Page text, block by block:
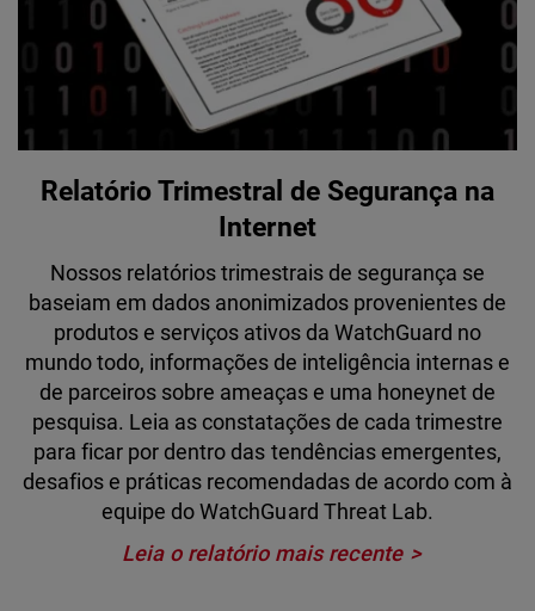
Relatório Trimestral de Segurança na
Internet
Nossos relatórios trimestrais de segurança se
baseiam em dados anonimizados provenientes de
produtos e serviços ativos da WatchGuard no
mundo todo, informações de inteligência internas e
de parceiros sobre ameaças e uma honeynet de
pesquisa. Leia as constatações de cada trimestre
para ficar por dentro das tendências emergentes,
desafios e práticas recomendadas de acordo com à
equipe do WatchGuard Threat Lab.
Leia o relatório mais recente